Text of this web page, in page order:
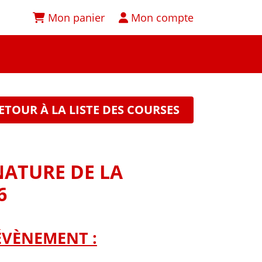
Mon panier Mon compte
À LA LISTE DES COURSES
DE LA
: